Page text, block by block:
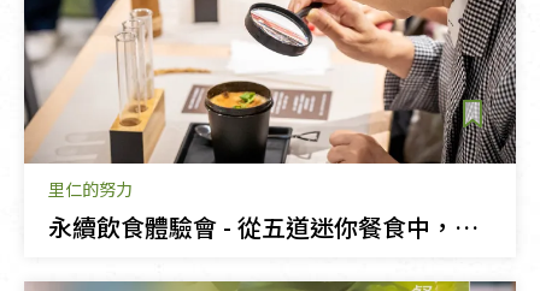
里仁的努力
永續飲食體驗會 - 從五道迷你餐食中，品味來自大地的隱藏訊息！